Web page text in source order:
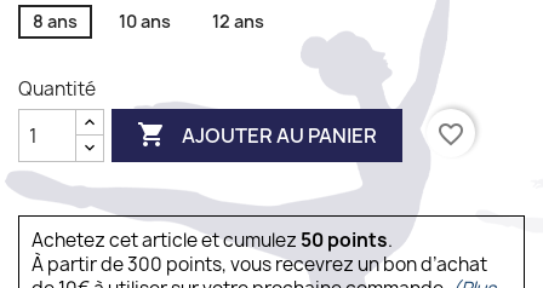
8 ans 10 ans 12 ans
Quantité
 AJOUTER AU PANIER favorite_border
Achetez cet article et cumulez 50points.
À partir de 300 points, vous recevrez un bon d’achat